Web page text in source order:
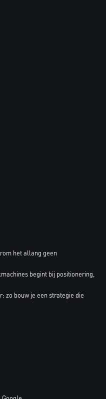
het allang geen
begint bij positionering,
zo bouw je een strategie die